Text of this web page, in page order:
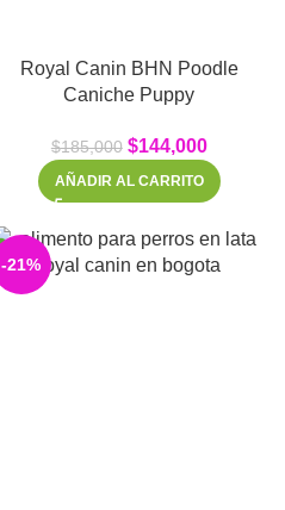
Royal Canin BHN Poodle
Caniche Puppy
$185,000 $144,000
AÑADIR AL CARRITO
-21%